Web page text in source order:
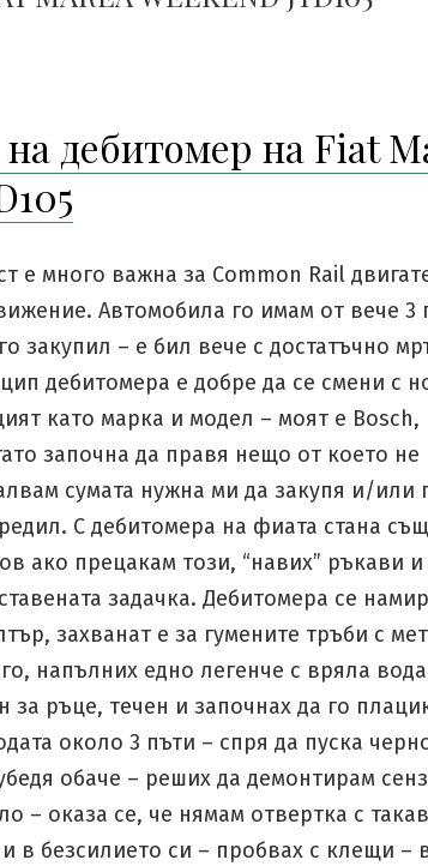
дебитомер на Fiat
е много важна за Common Rail
Автомобила го имам от вече 3
закупил – е бил вече с достатъчно
дебитомера е добре да се смени с
като марка и модел – моят е Bosch,
започна да правя нещо от което не
сумата нужна ми да закупя и/или
С дебитомера на фиата стана
ако прецакам този, “навих” ръкави и
задачка. Дебитомера се
захванат е за гумените тръби с
напълних едно легенче с вряла
за ръце, течен и започнах да го
около 3 пъти – спря да пуска
обаче – реших да демонтирам
– оказа се, че нямам отвертка с
в безсилието си – пробвах с клещи –